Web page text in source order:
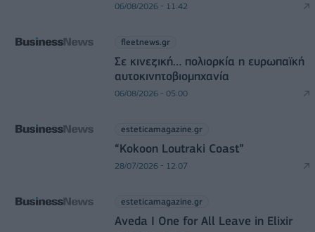
06/08/2026 - 11:42
fleetnews.gr
Σε κινεζική… πολιορκία η ευρωπαϊκή
αυτοκινητοβιομηχανία
06/08/2026 - 05:00
esteticamagazine.gr
“Kokoon Loutraki Coast”
28/07/2026 - 12:07
esteticamagazine.gr
Aveda I One for All Leave in Elixir